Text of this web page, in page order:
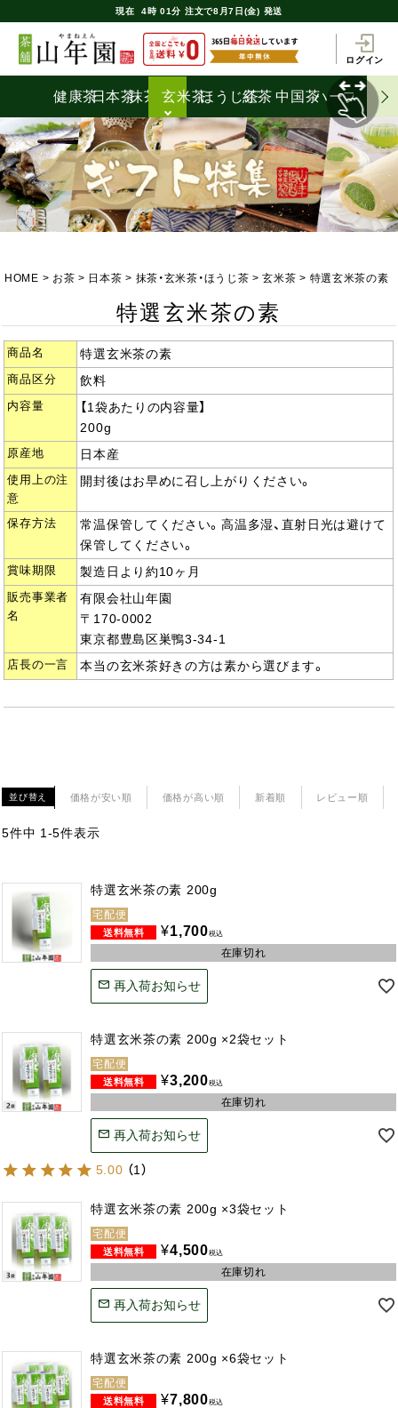
現在 4時 01分 注文で8月7日(金) 発送
ログイン
健康茶日本茶抹茶 玄米茶ほうじ茶
紅茶 中国茶ハーブティ
HOME お茶 日本茶 抹茶・玄米茶・ほうじ茶 玄米茶 特選玄米茶の素
特選玄米茶の素
商品名 特選玄米茶の素
商品区分 飲料
内容量
【1袋あたりの内容量】
200g
原産地 日本産
使用上の注
意
開封後はお早めに召し上がりください。
保存方法
常温保管してください。高温多湿、直射日光は避けて
保管してください。
賞味期限 製造日より約10ヶ月
販売事業者
名
有限会社山年園
〒170-0002
東京都豊島区巣鴨3-34-1
店長の一言 本当の玄米茶好きの方は素から選びます。
並び替え 価格が安い順 価格が高い順 新着順 レビュー順
5件中 1 -5件表示
特選玄米茶の素 200g
宅配便
¥1,700税込
在庫切れ
再入荷お知らせ
特選玄米茶の素 200g ×2袋セット
宅配便
¥3,200税込
在庫切れ
再入荷お知らせ
5.00 （1 ）
特選玄米茶の素 200g ×3袋セット
宅配便
¥4,500税込
在庫切れ
再入荷お知らせ
特選玄米茶の素 200g ×6袋セット
宅配便
¥7,800税込